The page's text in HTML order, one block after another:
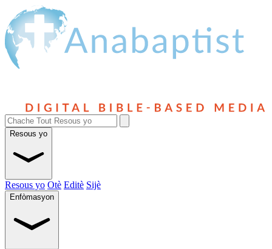
Resous yo
Resous yo Otè Editè Sijè
Enfòmasyon